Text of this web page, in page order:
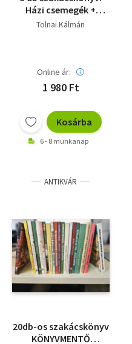
Házi csemegék +
Sütemények -
élmények
Tolnai Kálmán
Online ár:
1 980 Ft
Kosárba
6 - 8 munkanap
ANTIKVÁR
20db-os szakácskönyv
KÖNYVMENTŐ